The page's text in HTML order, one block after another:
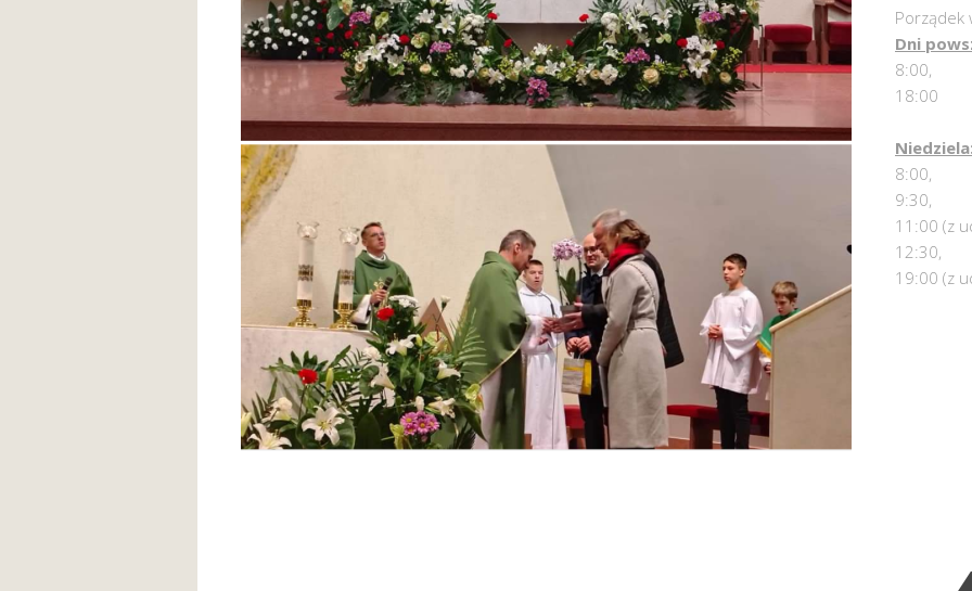
Porządek
Dni
8:00,
18:00
Niedziela:
8:00,
9:30,
11:00 (z
12:30,
19:00 (z